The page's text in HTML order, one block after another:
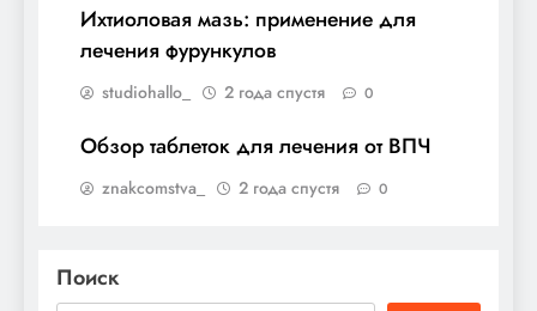
Ихтиоловая мазь: применение для
лечения фурункулов
studiohallo_ 2 года спустя 0
Обзор таблеток для лечения от ВПЧ
znakcomstva_ 2 года спустя 0
Поиск